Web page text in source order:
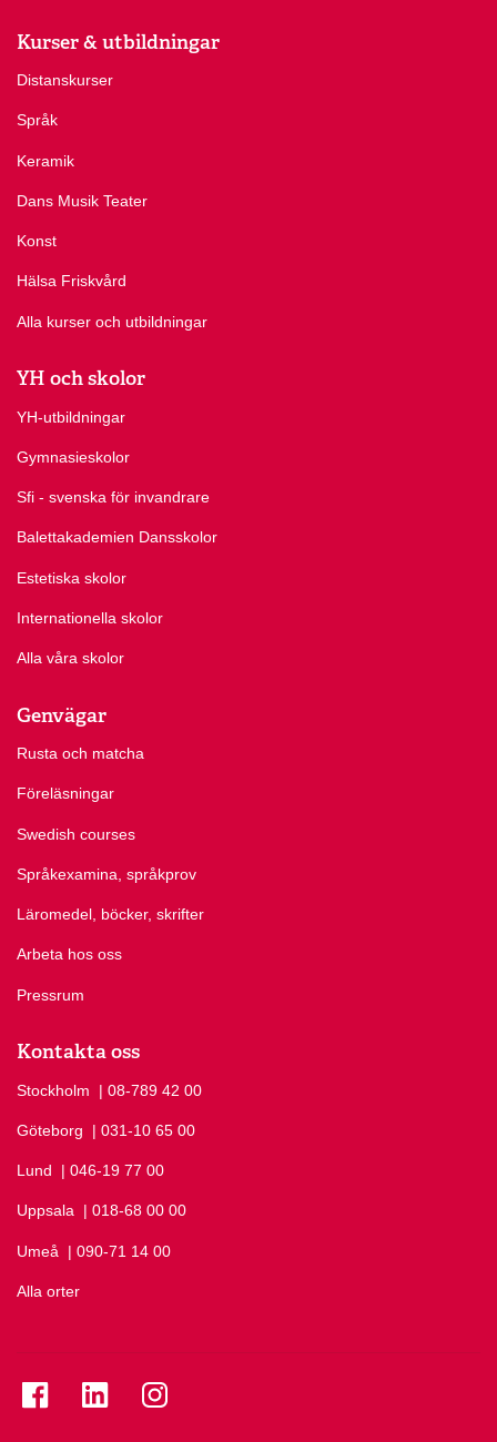
Kurser & utbildningar
Distanskurser
Språk
Keramik
Dans Musik Teater
Konst
Hälsa Friskvård
Alla kurser och utbildningar
YH och skolor
YH-utbildningar
Gymnasieskolor
Sfi - svenska för invandrare
Balettakademien Dansskolor
Estetiska skolor
Internationella skolor
Alla våra skolor
Genvägar
Rusta och matcha
Föreläsningar
Swedish courses
Språkexamina, språkprov
Läromedel, böcker, skrifter
Arbeta hos oss
Pressrum
Kontakta oss
Stockholm Ring Stockholm på
| 08-789 42 00
Göteborg Ring Göteborg på
| 031-10 65 00
Lund Ring Lund på
| 046-19 77 00
Uppsala Ring Uppsala på
| 018-68 00 00
Umeå Ring Umeå på
| 090-71 14 00
Alla orter
Se folkuniversitetet på Facebook
Se folkuniversitetet på LinkedIn